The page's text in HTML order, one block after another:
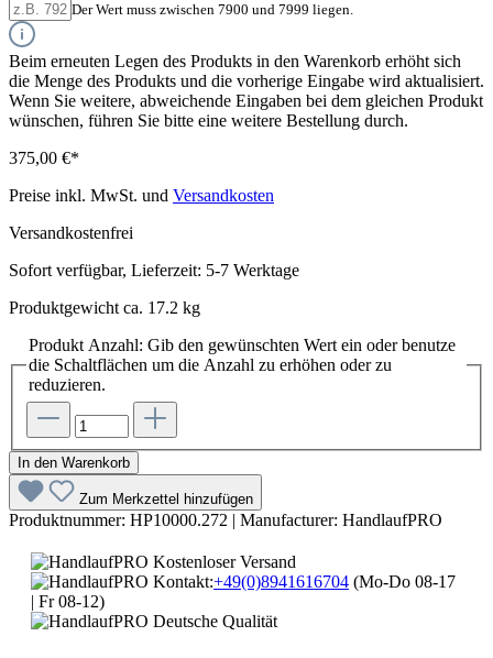
Der Wert muss zwischen 7900 und 7999 liegen.
Beim erneuten Legen des Produkts in den Warenkorb erhöht sich
die Menge des Produkts und die vorherige Eingabe wird aktualisiert.
Wenn Sie weitere, abweichende Eingaben bei dem gleichen Produkt
wünschen, führen Sie bitte eine weitere Bestellung durch.
375,00 €*
Preise inkl. MwSt. und Versandkosten
Versandkostenfrei
Sofort verfügbar, Lieferzeit: 5-7 Werktage
Produktgewicht ca. 17.2 kg
Produkt Anzahl: Gib den gewünschten Wert ein oder benutze
die Schaltflächen um die Anzahl zu erhöhen oder zu
reduzieren.
In den Warenkorb
Zum Merkzettel hinzufügen
Produktnummer: HP10000.272 | Manufacturer: HandlaufPRO
Kostenloser Versand
Kontakt:+49(0)8941616704 (Mo-Do 08-17
| Fr 08-12)
Deutsche Qualität